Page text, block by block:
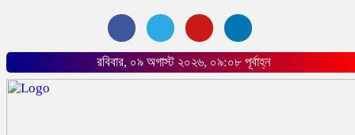
রবিবার, ০৯ অগাস্ট ২০২৬, ০৯:০৮ পূর্বাহ্ন